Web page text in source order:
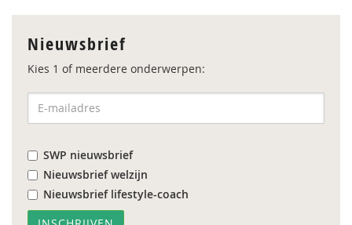
Nieuwsbrief
Kies 1 of meerdere onderwerpen:
SWP nieuwsbrief
Nieuwsbrief welzijn
Nieuwsbrief lifestyle-coach